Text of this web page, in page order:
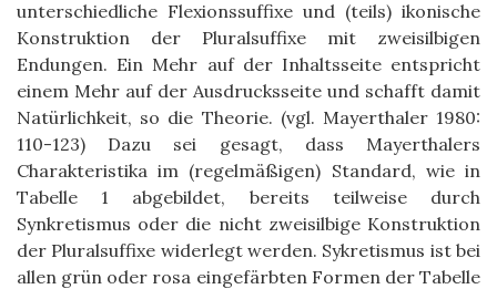
unterschiedliche Flexionssuffixe und (teils) ikonische
Konstruktion der Pluralsuffixe mit zweisilbigen
Endungen. Ein Mehr auf der Inhaltsseite entspricht
einem Mehr auf der Ausdrucksseite und schafft damit
Natürlichkeit, so die Theorie. (vgl. Mayerthaler 1980:
110-123) Dazu sei gesagt, dass Mayerthalers
Charakteristika im (regelmäßigen) Standard, wie in
Tabelle 1 abgebildet, bereits teilweise durch
Synkretismus oder die nicht zweisilbige Konstruktion
der Pluralsuffixe widerlegt werden. Sykretismus ist bei
allen grün oder rosa eingefärbten Formen der Tabelle